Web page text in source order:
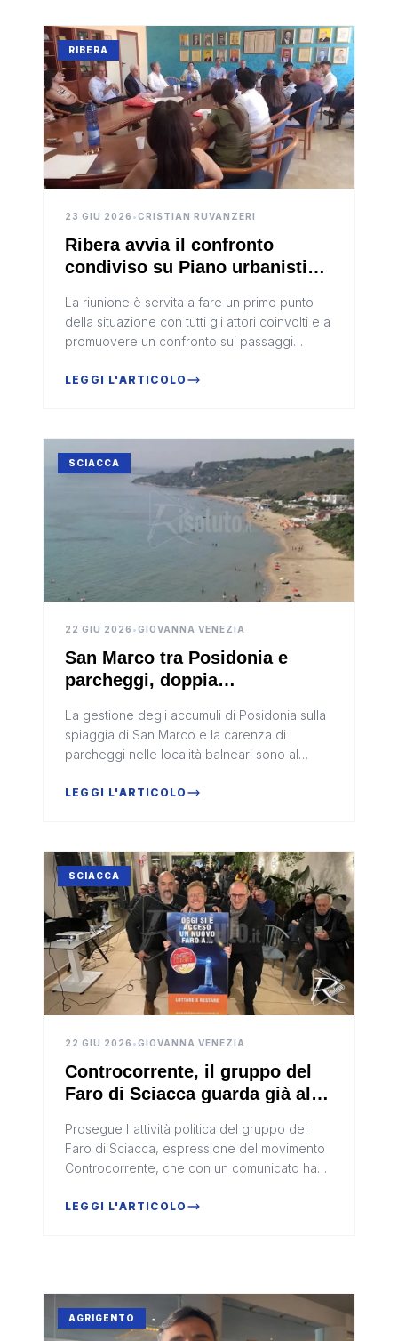
RIBERA
23 GIU 2026 •CRISTIAN RUVANZERI
Ribera avvia il confronto
condiviso su Piano urbanistico
La riunione è servita a fare un primo punto
della situazione con tutti gli attori coinvolti e a
promuovere un confronto sui passaggi
LEGGI L'ARTICOLO
SCIACCA
22 GIU 2026 •GIOVANNA VENEZIA
San Marco tra Posidonia e
parcheggi, doppia
“Servono interventi immediati”
La gestione degli accumuli di Posidonia sulla
spiaggia di San Marco e la carenza di
parcheggi nelle località balneari sono al
presentate dalla consiglier...
LEGGI L'ARTICOLO
SCIACCA
22 GIU 2026 •GIOVANNA VENEZIA
Controcorrente, il gruppo del
Faro di Sciacca guarda già alle
Prosegue l'attività politica del gruppo del
Faro di Sciacca, espressione del movimento
Controcorrente, che con un comunicato ha
sulle prospettive futu...
LEGGI L'ARTICOLO
AGRIGENTO